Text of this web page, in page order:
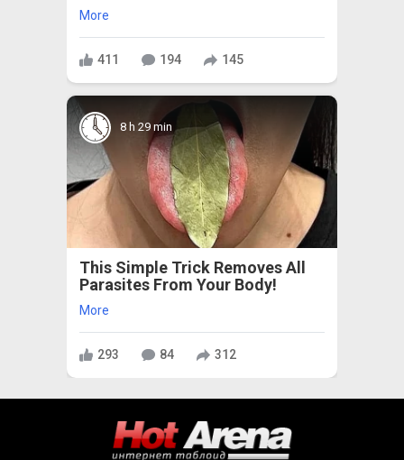
More
411 194 145
8 h 29 min
This Simple Trick Removes All
Parasites From Your Body!
More
293 84 312